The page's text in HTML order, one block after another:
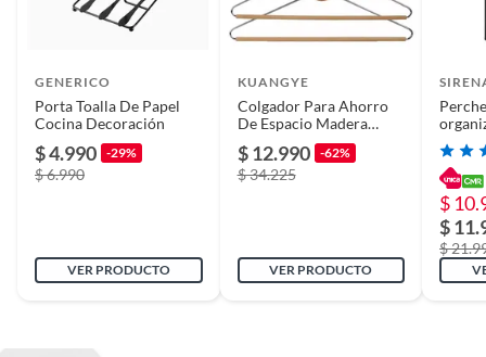
GENERICO
Porta Toalla De Papel
Cocina Decoración
$ 4.990 -29%
$ 6.990
VER PRODUCTO
KUANGYE
Colgador Para Ahorro
De Espacio Madera
$ 12.990 -62%
$ 34.225
VER PRODUCTO
$
$
$